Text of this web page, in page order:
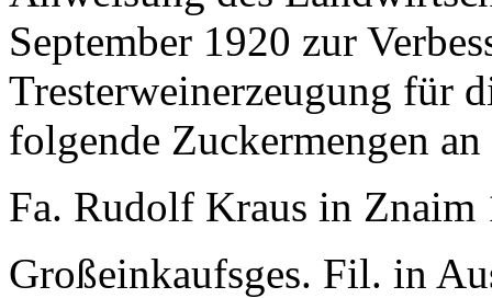
September 1920 zur
Tresterweinerzeugung für
folgende Zuckermengen
Fa. Rudolf Kraus in
Großeinkaufsges. Fil. in